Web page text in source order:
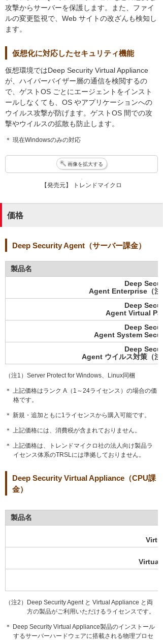
攻撃からサーバーを保護します。また、ファイ
ルの変更監視で、Web サイトの改ざんも検知し
ます。
仮想化に対応したセキュリティ機能
仮想環境ではDeep Security Virtual Appliance
が、ハイパーバイザー層の通信を検閲するの
で、ゲストOS ごとにエージェントをインスト
ールしなくても、OS やアプリケーションへの
ウイルス攻撃が防げます。ゲストOS 間での攻
撃やウイルスの拡散も防止します。
＊ 現在Windowsのみの対応
画像を拡大する
【発売元】 トレンドマイクロ
価格
Deep Security Agent（サーバー課金）
製品名
Deep
Agent Enterprise（注1
Deep
Agent Virtual
Deep
Agent System
Deep
Agent ウイルス対策（注1
（注1）Server Protect for Windows、Linux同梱
＊ 上記価格はランク A（1～24ライセンス）の場合の価
格です。
＊ 新規・追加ともに1ライセンスから購入可能です。
＊ 上記価格には、消費税が含まれておりません。
＊ 上記価格は、トレンドマイクロ社の法人向け製品ラ
イセンス体系のTRSLには準拠しておりません。
Deep Security Virtual Appliance（CPU課
金）
製品名
Virtual
（注2）Deep Security Agent と Virtual Appliance と両
方の製品がご利用いただけるライセンスです。
＊ Deep Security Virtual Appliance製品のインストール
するサーバーハードウェアに搭載される物理プロセ